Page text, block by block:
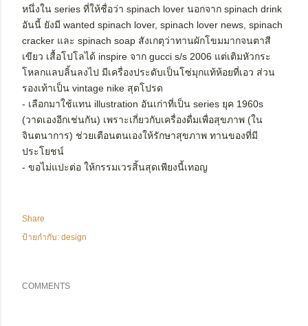
หนึ่งใน series ที่ให้ชื่อว่า spinach lover นอกจาก spinach drink
อันนี้ ยังมี wanted spinach lover, spinach lover news, spinach
cracker และ spinach soap สังเกตุว่าทานผักโขมมากจนตาสี
เขียว เสื้อโปโลได้ inspire จาก gucci s/s 2006 แต่เติมหัวกระ
โหลกแลบลิ้นลงไป มีเครื่องประดับเป็นโซ่มุกแท้ห้อยที่เอว ส่วน
รองเท้าเป็น vintage nike สุดโปรด
- เลือกมาใช้แทน illustration อันเก่าที่เป็น series ยุค 1960s
(วาดเองอีกเช่นกัน) เพราะเกี่ยวกับเครื่องดื่มเพื่อสุขภาพ (ใน
จินตนาการ) ช่วยเตือนตนเองให้รักษาสุขภาพ ทานของที่มี
ประโยชน์
- ขอไม่แปะต่อ ให้กรรมเวรสิ้นสุดเพียงนี้เทอญ
Share
ป้ายกำกับ: design
COMMENTS